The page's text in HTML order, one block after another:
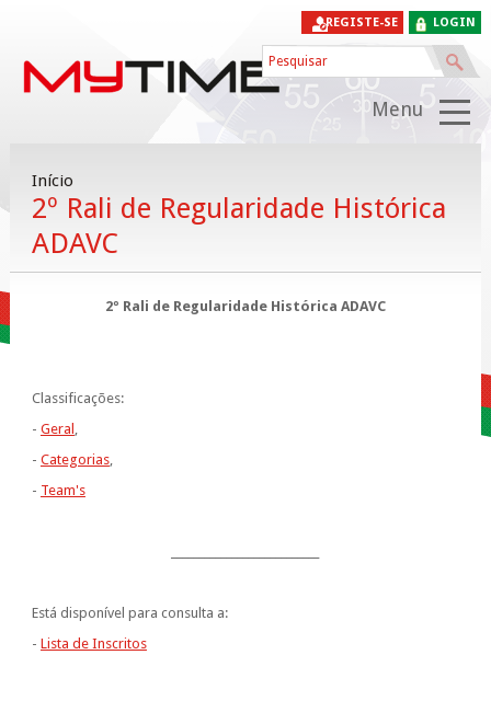
LOGIN
REGISTE-SE
Menu
Início
2º Rali de Regularidade Histórica
ADAVC
2º Rali de Regularidade Histórica ADAVC
Classificações:
- Geral ,
- Categorias,
- Team's
Está disponível para consulta a:
- Lista de Inscritos